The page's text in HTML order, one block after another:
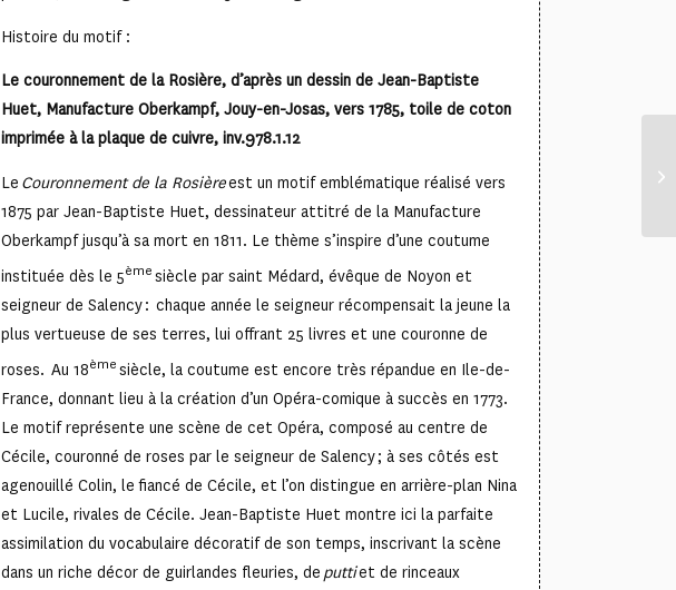
Histoire du motif :
Le couronnement de la Rosière, d’après un dessin de Jean-Baptiste
Huet, Manufacture Oberkampf, Jouy-en-Josas, vers 1785, toile de coton
imprimée à la plaque de cuivre, inv.978.1.12
Le Couronnement de la Rosièreest un motif emblématique réalisé vers
1875 par Jean-Baptiste Huet, dessinateur attitré de la Manufacture
Oberkampf jusqu’à sa mort en 1811. Le thème s’inspire d’une coutume
instituée dès le 5èmesiècle par saint Médard, évêque de Noyon et
seigneur de Salency : chaque année le seigneur récompensait la jeune la
plus vertueuse de ses terres, lui offrant 25 livres et une couronne de
roses. Au 18èmesiècle, la coutume est encore très répandue en Ile-de-
France, donnant lieu à la création d’un Opéra-comique à succès en 1773.
Le motif représente une scène de cet Opéra, composé au centre de
Cécile, couronné de roses par le seigneur de Salency ; à ses côtés est
agenouillé Colin, le fiancé de Cécile, et l’on distingue en arrière-plan Nina
et Lucile, rivales de Cécile. Jean-Baptiste Huet montre ici la parfaite
assimilation du vocabulaire décoratif de son temps, inscrivant la scène
dans un riche décor de guirlandes fleuries, de puttiet de rinceaux